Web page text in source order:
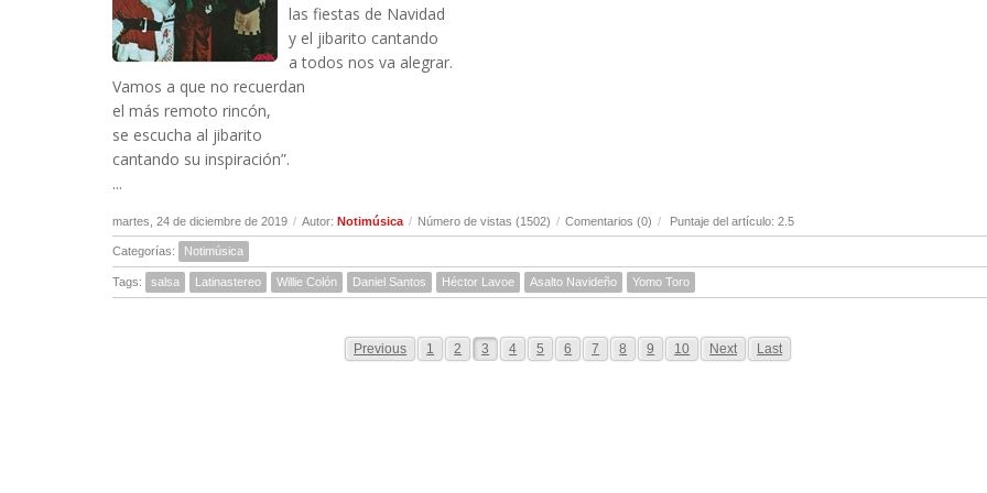
las fiestas de Navidad
y el jibarito cantando
a todos nos va alegrar.
Vamos a que no recuerdan
el más remoto rincón,
se escucha al jibarito
cantando su inspiración”.
...
martes, 24 de diciembre de 2019 / Autor: Notimúsica / Número de vistas (1502) / Comentarios (0) / Puntaje del artículo: 2.5
Categorías: Notimúsica
Tags: salsa Latinastereo Willie Colón Daniel Santos Héctor Lavoe Asalto Navideño Yomo Toro
Previous 1 2 3 4 5 6 7 8 9 10 Next Last